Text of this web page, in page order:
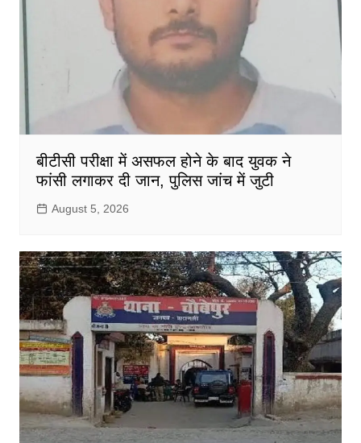
बीटीसी परीक्षा में असफल होने के बाद युवक ने
फांसी लगाकर दी जान, पुलिस जांच में जुटी
August 5, 2026